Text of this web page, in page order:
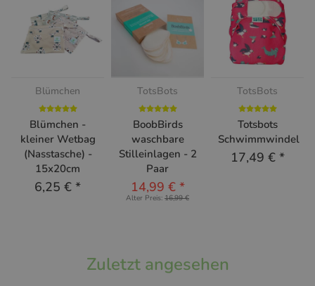
Blümchen
Blümchen -
kleiner Wetbag
(Nasstasche) -
15x20cm
6,25 € *
TotsBots
BoobBirds
waschbare
Stilleinlagen - 2
Paar
14,99 € *
Alter Preis: 16,99 €
TotsBots
Totsbots
Schwimmwindel
17,49 € *
Zuletzt angesehen